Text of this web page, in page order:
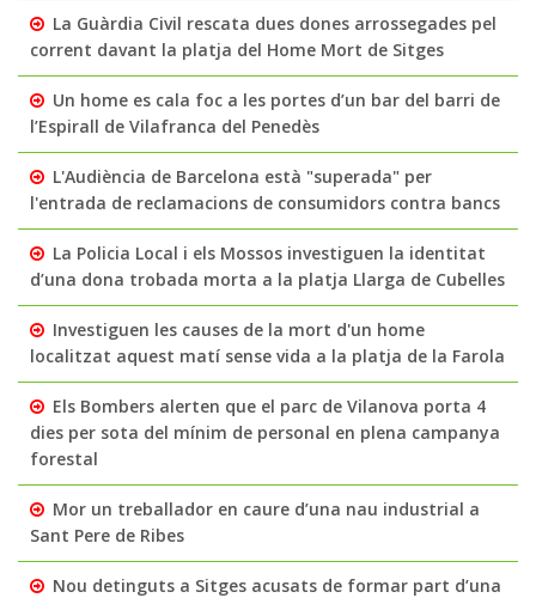
La Guàrdia Civil rescata dues dones arrossegades pel
corrent davant la platja del Home Mort de Sitges
Un home es cala foc a les portes d’un bar del barri de
l’Espirall de Vilafranca del Penedès
L'Audiència de Barcelona està "superada" per
l'entrada de reclamacions de consumidors contra bancs
La Policia Local i els Mossos investiguen la identitat
d’una dona trobada morta a la platja Llarga de Cubelles
Investiguen les causes de la mort d'un home
localitzat aquest matí sense vida a la platja de la Farola
Els Bombers alerten que el parc de Vilanova porta 4
dies per sota del mínim de personal en plena campanya
forestal
Mor un treballador en caure d’una nau industrial a
Sant Pere de Ribes
Nou detinguts a Sitges acusats de formar part d’una